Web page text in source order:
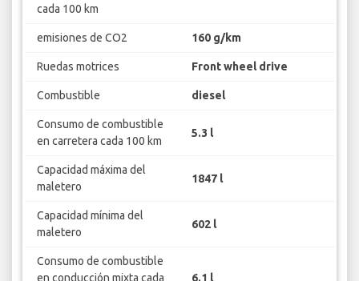
cada 100 km
emisiones de CO2 160 g/km
Ruedas motrices Front wheel drive
Combustible diesel
Consumo de combustible
en carretera cada 100 km
5.3 l
Capacidad máxima del
maletero
1847 l
Capacidad mínima del
maletero
602 l
Consumo de combustible
en conducción mixta cada
6.1 l